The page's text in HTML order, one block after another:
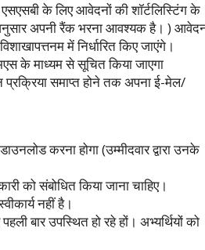
के लिए आवेदनों की शॉर्टलिस्टिंग के
अपनी रैंक भरना आवश्यक है। )
में निर्धारित किए जाएंगे।
के माध्यम से सूचित किया जाएगा
प्रक्रिया समाप्त होने तक अपना ई-मेल/
करना होगा (उम्मीदवार द्वारा उनके
को संबोधित किया जाना चाहिए।
नहीं है।
बार उपस्थित हो रहे हों। अभ्यर्थियों को